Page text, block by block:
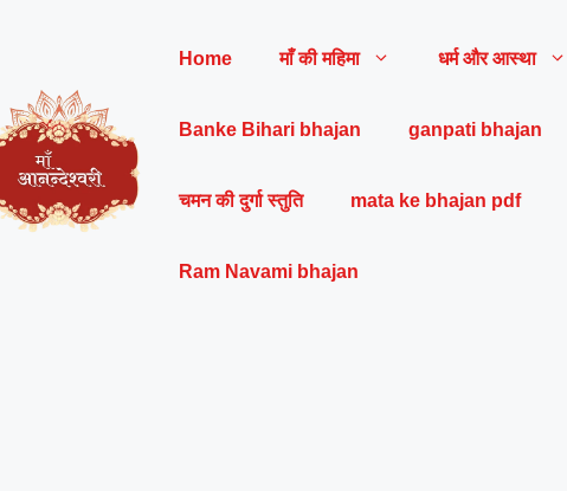
Home माँ की महिमा धर्म और आस्था
Banke Bihari bhajan ganpati bhajan
चमन की दुर्गा स्तुति mata ke bhajan pdf
Ram Navami bhajan